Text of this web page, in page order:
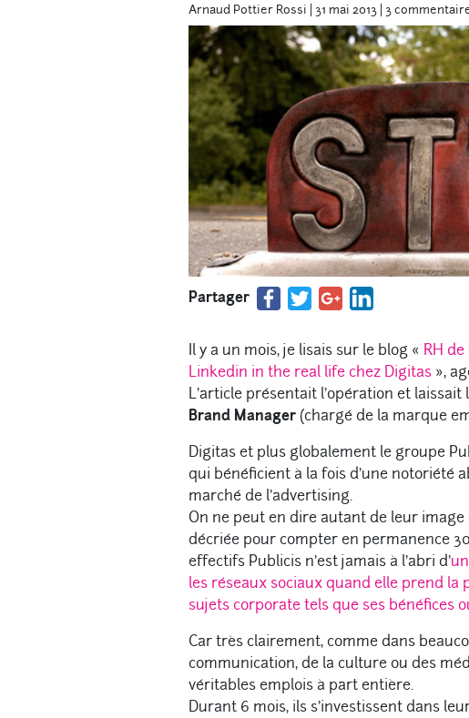
Arnaud Pottier Rossi 31 mai 2013 3
Partager
Il y a un mois, je lisais sur le blog « RH
Linkedin in the real life chez Digitas »,
L’article présentait l’opération et laissait
Brand Manager (chargé de la marque
Digitas et plus globalement le groupe
qui bénéficient à la fois d’une notoriété
marché de l’advertising.
On ne peut en dire autant de leur
décriée pour compter en permanence
effectifs Publicis n’est jamais à l’abri d’
les réseaux sociaux quand elle prend
sujets corporate tels que ses bénéfices
Car très clairement, comme dans
communication, de la culture ou des
véritables emplois à part entière.
Durant 6 mois, ils s’investissent dans